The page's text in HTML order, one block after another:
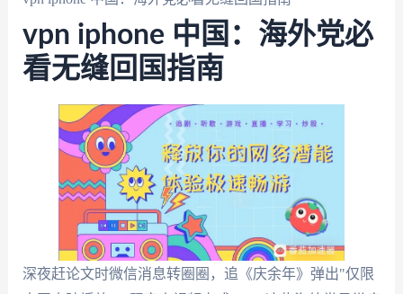
vpn iphone 中国：海外党必
看无缝回国指南
深夜赶论文时微信消息转圈圈，追《庆余年》弹出"仅限